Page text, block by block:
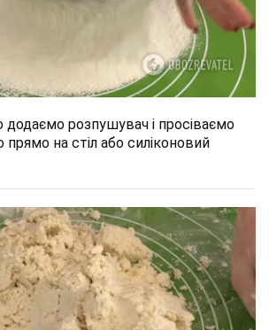
розпушувач і просіваємо
прямо на стіл або силіконовий